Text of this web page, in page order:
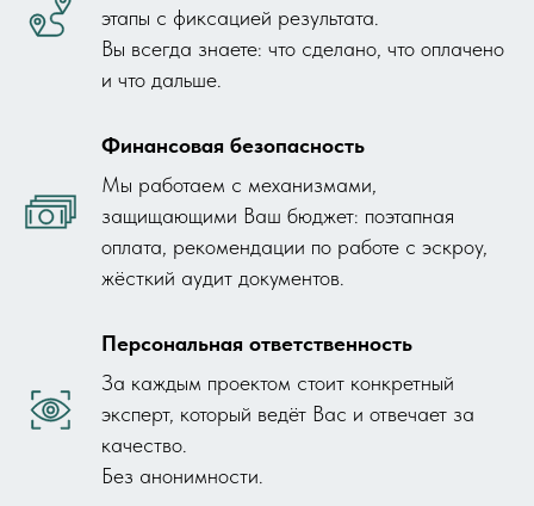
этапы с фиксацией результата.
Вы всегда знаете: что сделано, что оплачено
и что дальше.
Финансовая безопасность
Мы работаем с механизмами,
защищающими Ваш бюджет: поэтапная
оплата, рекомендации по работе с эскроу,
жёсткий аудит документов.
Персональная ответственность
За каждым проектом стоит конкретный
эксперт, который ведёт Вас и отвечает за
качество.
Без анонимности.